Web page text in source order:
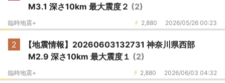
M3.1 深さ10km 最大震度２ (2)
2,880 2026/05/26 00:23
臨時地震+
2
【地震情報】20260603132731 神奈川県西部
M2.9 深さ10km 最大震度１ (2)
2,880 2026/06/03 04:32
臨時地震+